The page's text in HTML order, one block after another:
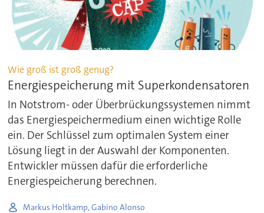
Wie groß ist groß genug?
Energiespeicherung mit Superkondensatoren
In Notstrom- oder Überbrückungssystemen nimmt
das Energiespeichermedium einen wichtige Rolle
ein. Der Schlüssel zum optimalen System einer
Lösung liegt in der Auswahl der Komponenten.
Entwickler müssen dafür die erforderliche
Energiespeicherung berechnen.
Markus Holtkamp, Gabino Alonso